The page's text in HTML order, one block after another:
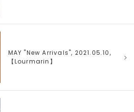
MAY "New Arrivals", 2021.05.10,
【Lourmarin 】